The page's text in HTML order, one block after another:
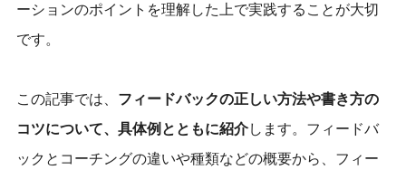
ーションのポイントを理解した上で実践することが大切
です。
この記事では、 フィードバックの正しい方法や書き方の
コツについて、具体例とともに紹介します。フィードバ
ックとコーチングの違いや種類などの概要から、フィー